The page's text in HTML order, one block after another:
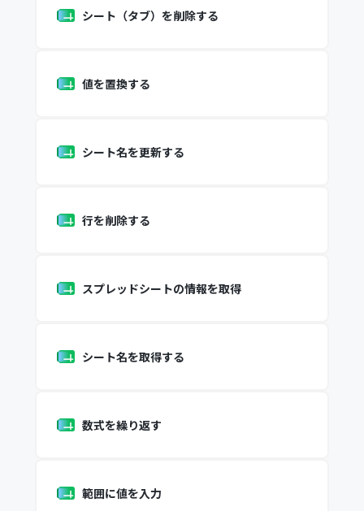
シート（タブ）を削除する
値を置換する
シート名を更新する
行を削除する
スプレッドシートの情報を取得
シート名を取得する
数式を繰り返す
範囲に値を入力